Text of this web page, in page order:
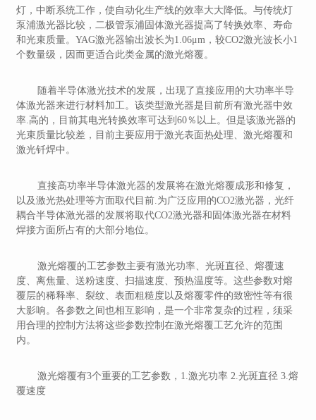
灯，中断系统工作，使自动化生产线的效率大大降低。与传统灯
泵浦激光器比较，二极管泵浦固体激光器提高了转换效率、寿命
和光束质量。YAG激光器输出波长为1.06μm，较CO2激光波长小1
个数量级，因而更适合此类金属的激光熔覆。
随着半导体激光技术的发展，出现了直接应用的大功率半导
体激光器来进行材料加工。该类型激光器是目前所有激光器中效
率.高的，目前其电光转换效率可达到60％以上。但是该激光器的
光束质量比较差，目前主要应用于激光表面热处理、激光熔覆和
激光钎焊中。
直接高功率半导体激光器的发展将在激光熔覆成形和修复，
以及激光热处理等方面取代目前.为广泛应用的CO2激光器，光纤
耦合半导体激光器的发展将取代CO2激光器和固体激光器在材料
焊接方面所占有的大部分地位。
激光熔覆的工艺参数主要有激光功率、光斑直径、熔覆速
度、离焦量、送粉速度、扫描速度、预热温度等。这些参数对熔
覆层的稀释率、裂纹、表面粗糙度以及熔覆零件的致密性等有很
大影响。各参数之间也相互影响，是一个非常复杂的过程，须采
用合理的控制方法将这些参数控制在激光熔覆工艺允许的范围
内。
激光熔覆有3个重要的工艺参数，1.激光功率 2.光斑直径 3.熔
覆速度